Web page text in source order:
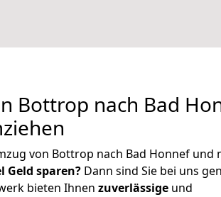
Bottrop nach Bad
von Bottrop nach Bad Honnef und
Geld sparen? Dann sind Sie bei uns
bieten Ihnen zuverlässige und